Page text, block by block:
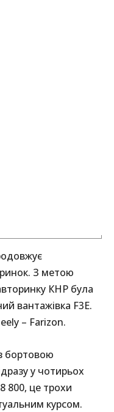
З метою
КНР була
вантажівка F3E.
– Farizon.
бортовою
у чотирьох
800, це трохи
курсом.